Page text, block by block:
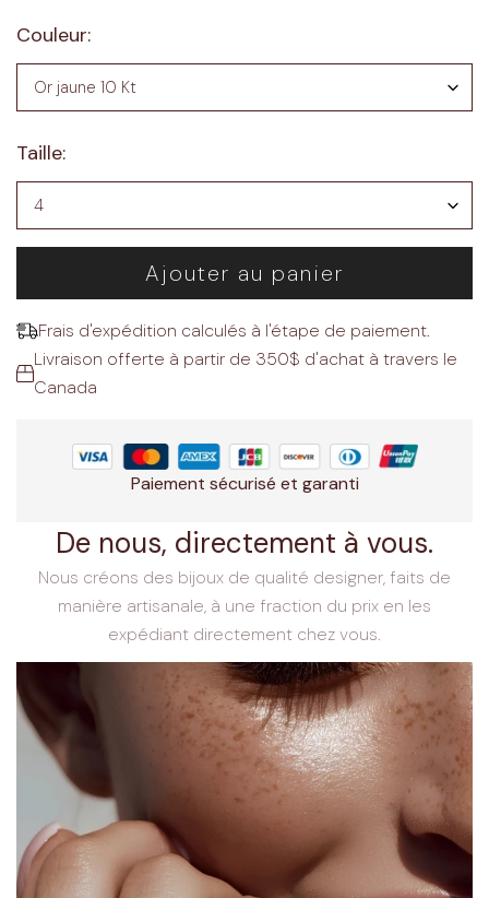
Couleur:
Taille:
Ajouter au panier
Frais d'expédition calculés à l'étape de paiement.
Livraison offerte à partir de 350$ d'achat à travers le
Canada
Paiement sécurisé et garanti
De nous, directement à vous.
Nous créons des bijoux de qualité designer, faits de
manière artisanale, à une fraction du prix en les
expédiant directement chez vous.